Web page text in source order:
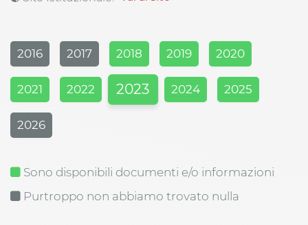
2016 2017 2018 2019 2020
2021 2022 2023 2024 2025
2026
Sono disponibili documenti e/o informazioni
Purtroppo non abbiamo trovato nulla